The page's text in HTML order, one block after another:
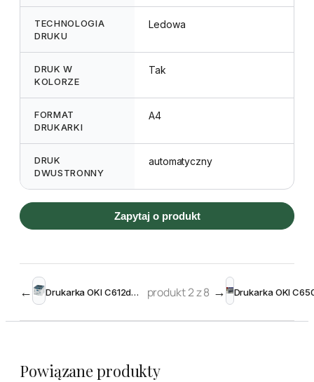
TECHNOLOGIA
DRUKU
Ledowa
DRUK W
KOLORZE
Tak
FORMAT
DRUKARKI
A4
DRUK
DWUSTRONNY
automatyczny
Zapytaj o produkt
← Drukarka OKI C612dn (z drukiem dwustronnym) produkt 2 z 8 →
Powiązane produkty